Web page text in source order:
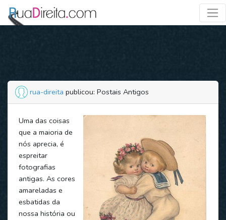
rua-direita publicou: Postais Antigos
Uma das coisas
que a maioria de
nós aprecia, é
espreitar
fotografias
antigas. As cores
amareladas e
esbatidas da
nossa história ou